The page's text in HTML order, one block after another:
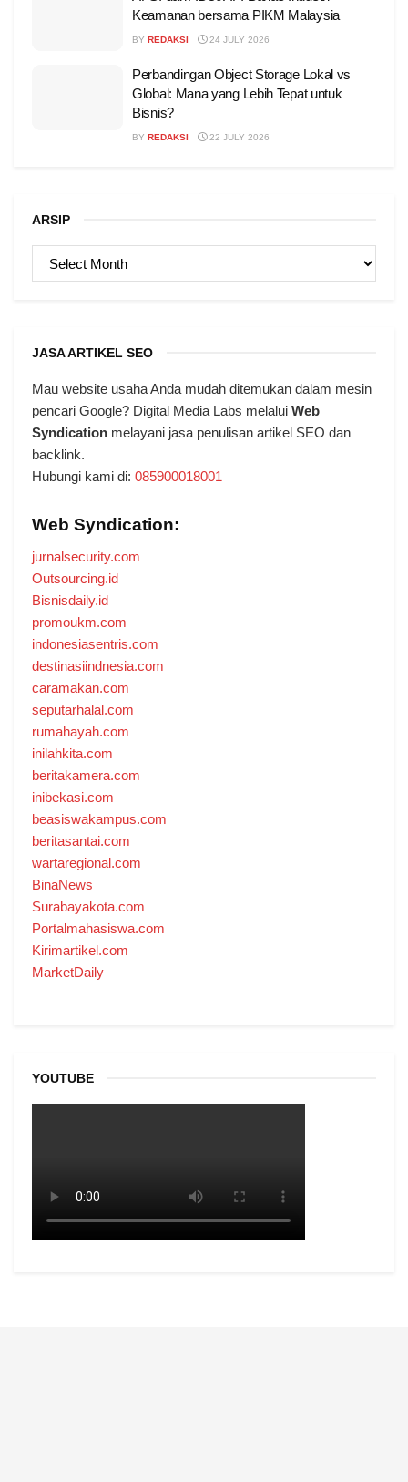
Keamanan bersama PIKM Malaysia
BY REDAKSI 24 JULY 2026
Perbandingan Object Storage Lokal vs
Global: Mana yang Lebih Tepat untuk
Bisnis?
BY REDAKSI 22 JULY 2026
ARSIP
ARSIP
JASA ARTIKEL SEO
Mau website usaha Anda mudah ditemukan dalam mesin
pencari Google? Digital Media Labs melalui Web
Syndication melayani jasa penulisan artikel SEO dan
backlink.
Hubungi kami di: 085900018001
Web Syndication:
jurnalsecurity.com
Outsourcing.id
Bisnisdaily.id
promoukm.com
indonesiasentris.com
destinasiindnesia.com
caramakan.com
seputarhalal.com
rumahayah.com
inilahkita.com
beritakamera.com
inibekasi.com
beasiswakampus.com
beritasantai.com
wartaregional.com
BinaNews
Surabayakota.com
Portalmahasiswa.com
Kirimartikel.com
MarketDaily
YOUTUBE